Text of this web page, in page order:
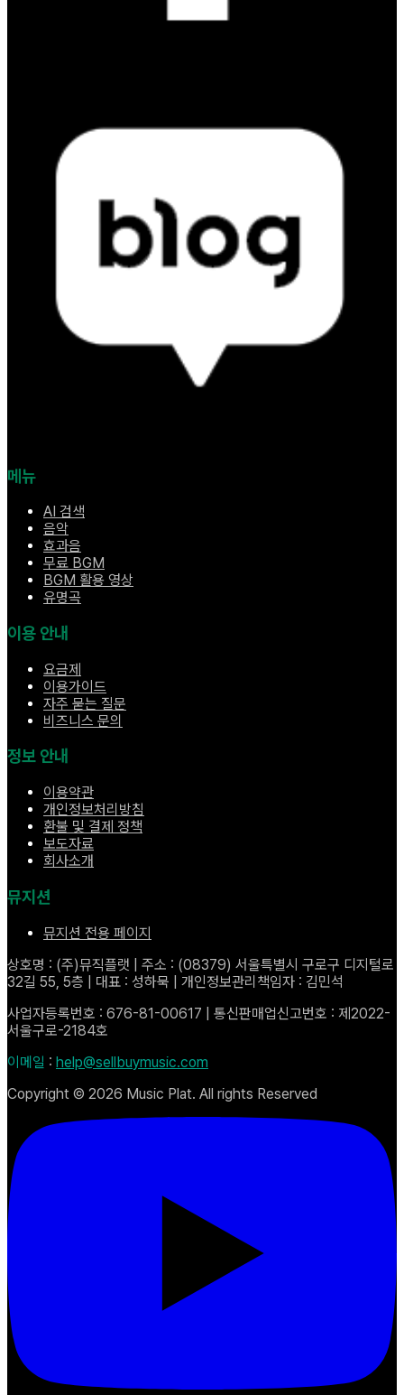
메뉴
AI 검색
음악
효과음
무료 BGM
BGM 활용 영상
유명곡
이용 안내
요금제
이용가이드
자주 묻는 질문
비즈니스 문의
정보 안내
이용약관
개인정보처리방침
환불 및 결제 정책
보도자료
회사소개
뮤지션
뮤지션 전용 페이지
상호명 : (주)뮤직플랫 | 주소 : (08379) 서울특별시 구로구 디지털로
32길 55, 5층 | 대표 : 성하묵 | 개인정보관리책임자 : 김민석
사업자등록번호 : 676-81-00617 | 통신판매업신고번호 : 제2022-
서울구로-2184호
이메일 : help@sellbuymusic.com
Copyright © 2026 Music Plat. All rights Reserved